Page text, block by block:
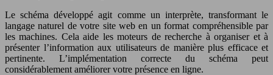
Le schéma développé agit comme un interprète, transformant le
langage naturel de votre site web en un format compréhensible par
les machines. Cela aide les moteurs de recherche à organiser et à
présenter l’information aux utilisateurs de manière plus efficace et
pertinente. L’implémentation correcte du schéma peut
considérablement améliorer votre présence en ligne.